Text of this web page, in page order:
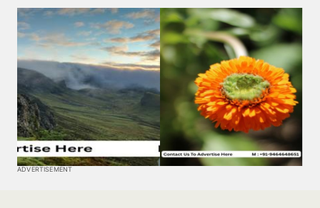
ADVERTISEMENT